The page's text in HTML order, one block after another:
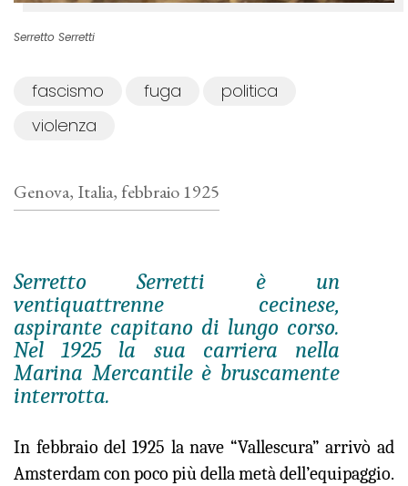
Serretto Serretti
fascismo fuga
politica
violenza
Genova, Italia, febbraio 1925
Serretto Serretti è un
ventiquattrenne cecinese,
aspirante capitano di lungo corso.
Nel 1925 la sua carriera nella
Marina Mercantile è bruscamente
interrotta.
In febbraio del 1925 la nave “Vallescura” arrivò ad
Amsterdam con poco più della metà dell’equipaggio.